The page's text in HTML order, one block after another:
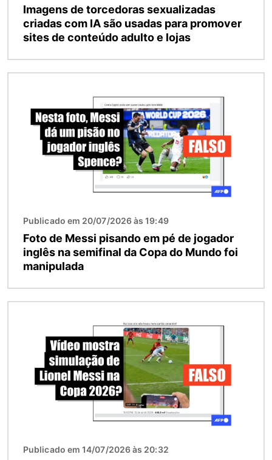
Imagens de torcedoras sexualizadas
criadas com IA são usadas para promover
sites de conteúdo adulto e lojas
Publicado em 20/07/2026 às 19:49
Foto de Messi pisando em pé de jogador
inglês na semifinal da Copa do Mundo foi
manipulada
Publicado em 14/07/2026 às 20:32